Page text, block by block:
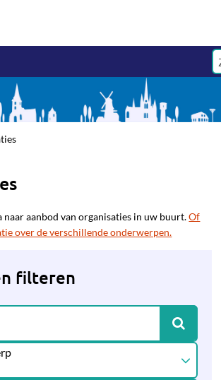
naar aanbod van organisaties in uw buurt.Of
over de verschillende onderwerpen.
filteren